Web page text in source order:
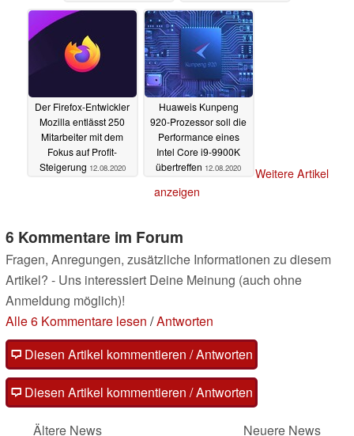
13.08.2020
Der Firefox-Entwickler
Mozilla entlässt 250
Mitarbeiter mit dem
Fokus auf Profit-
Steigerung 12.08.2020
Huaweis Kunpeng
920-Prozessor soll die
Performance eines
Intel Core i9-9900K
übertreffen 12.08.2020
Weitere Artikel
anzeigen
6 Kommentare im Forum
Fragen, Anregungen, zusätzliche Informationen zu diesem
Artikel? - Uns interessiert Deine Meinung (auch ohne
Anmeldung möglich)!
Alle 6 Kommentare lesen /Antworten
Diesen Artikel kommentieren / Antworten
Diesen Artikel kommentieren / Antworten
Ältere News
Neuere News